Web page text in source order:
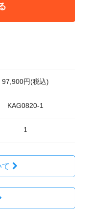
97,900円(税込)
KAG0820-1
1